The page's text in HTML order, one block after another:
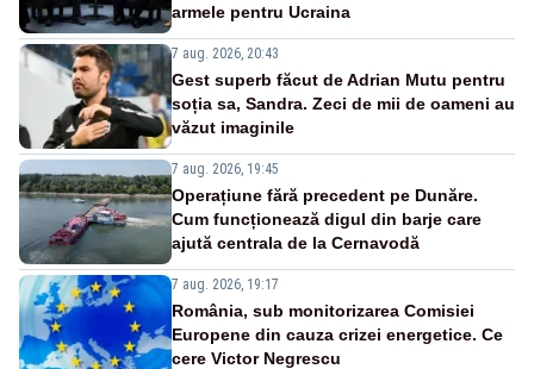
armele pentru Ucraina
7 aug. 2026, 20:43
Gest superb făcut de Adrian Mutu pentru
soția sa, Sandra. Zeci de mii de oameni au
văzut imaginile
7 aug. 2026, 19:45
Operațiune fără precedent pe Dunăre.
Cum funcționează digul din barje care
ajută centrala de la Cernavodă
7 aug. 2026, 19:17
România, sub monitorizarea Comisiei
Europene din cauza crizei energetice. Ce
cere Victor Negrescu